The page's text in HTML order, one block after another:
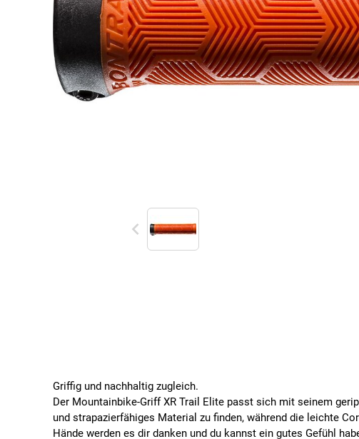
Griffig und nachhaltig zugleich.
Der Mountainbike-Griff XR Trail Elite passt sich mit seinem
und strapazierfähiges Material zu finden, während die leichte
Hände werden es dir danken und du kannst ein gutes Gefühl